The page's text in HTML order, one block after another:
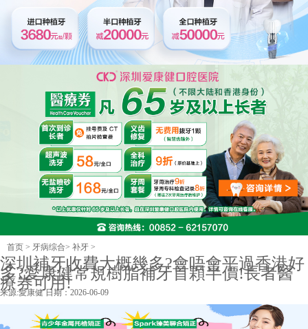
首页 > 牙病综合> 补牙 >
深圳補牙收費大概幾多?會唔會平過香港好
多?愛康健常規樹脂補牙首顆半價!長者醫
療券可用!
来源:愛康健日期：2026-06-09